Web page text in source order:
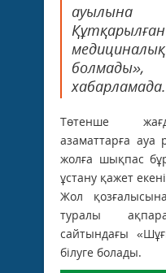
ауылына
хабарламада.
Төтенше
азаматтарға ауа
жолға шықпас
ұстану қажет
Жол
туралы
сайтындағы
білуге болады.